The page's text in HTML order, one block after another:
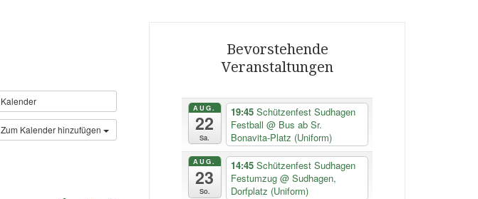
Kalender
Zum Kalender hinzufügen
Bevorstehende
Veranstaltungen
AUG.
22
Sa.
19:45 Schützenfest Sudhagen
Festball @ Bus ab Sr.
Bonavita-Platz (Uniform)
AUG.
23
So.
14:45 Schützenfest Sudhagen
Festumzug @ Sudhagen,
Dorfplatz (Uniform)